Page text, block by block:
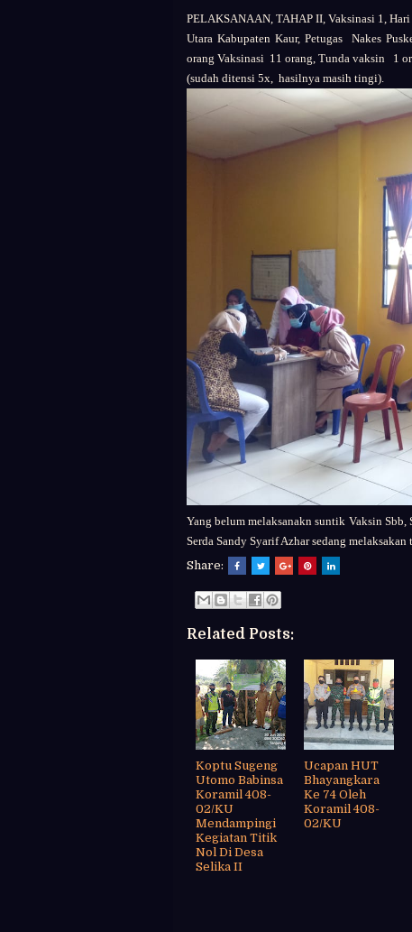
PELAKSANAAN, TAHAP II, Vaksinasi 1,
Utara Kabupaten Kaur, Petugas Nakes
orang Vaksinasi 11 orang, Tunda vaksin 1
(sudah ditensi 5x, hasilnya masih tingi).
Yang belum melaksanakn suntik Vaksin Sbb,
Serda Sandy Syarif Azhar sedang
Share:
Related Posts:
Koptu Sugeng
Utomo Babinsa
Koramil 408-
02/KU
Mendampingi
Kegiatan Titik
Nol Di Desa
Selika II
Ucapan HUT
Bhayangkara
Ke 74 Oleh
Koramil 408-
02/KU